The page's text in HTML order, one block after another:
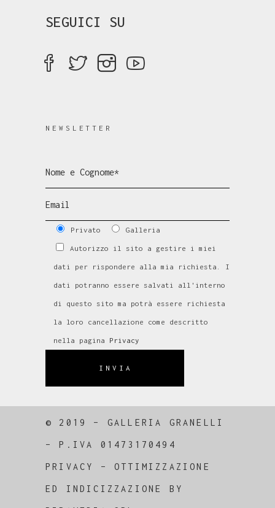
SEGUICI SU
NEWSLETTER
Privato Galleria
Autorizzo il sito a gestire i miei
dati per rispondere alla mia richiesta. I
dati potranno essere salvati all'interno
di questo sito ma potrà essere richiesta
la loro cancellazione come descritto
nella pagina Privacy
INVIA
© 2019 – GALLERIA GRANELLI
–P.IVA 01473170494
PRIVACY –OTTIMIZZAZIONE
ED INDICIZZAZIONE BY